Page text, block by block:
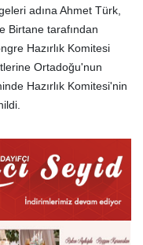
adına Ahmet Türk,
Birtane tarafından
Hazırlık Komitesi
Ortadoğu'nun
Hazırlık Komitesi'nin